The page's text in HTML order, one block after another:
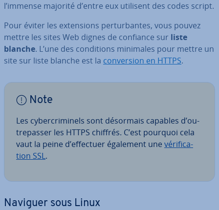
l’immense majorité d’entre eux utilisent des codes script.
Pour éviter les ex­ten­sions per­tur­bantes, vous pouvez
mettre les sites Web dignes de confiance sur liste
blanche. L’une des con­di­tions minimales pour mettre un
site sur liste blanche est la con­ver­sion en HTTPS.
Note
Les cy­ber­cri­mi­nels sont désormais capables d’ou­
tre­pas­ser les HTTPS chiffrés. C’est pourquoi cela
vaut la peine d’effectuer également une vé­ri­fi­ca­
tion SSL.
Naviguer sous Linux